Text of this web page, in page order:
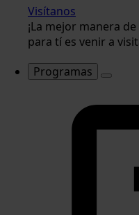
Visítanos
¡La mejor manera
para tí es venir a
Programas